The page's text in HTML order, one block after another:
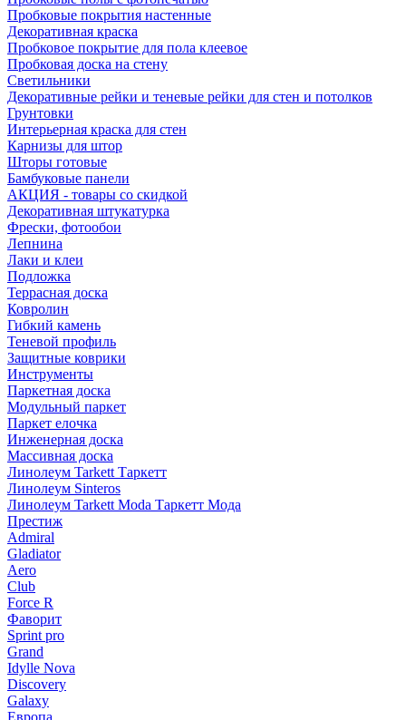
Пробковые покрытия настенные
Декоративная краска
Пробковое покрытие для пола клеевое
Пробковая доска на стену
Светильники
Декоративные рейки и теневые рейки для стен и потолков
Грунтовки
Интерьерная краска для стен
Карнизы для штор
Шторы готовые
Бамбуковые панели
АКЦИЯ - товары со скидкой
Декоративная штукатурка
Фрески, фотообои
Лепнина
Лаки и клеи
Подложка
Террасная доска
Ковролин
Гибкий камень
Теневой профиль
Защитные коврики
Инструменты
Паркетная доска
Модульный паркет
Паркет елочка
Инженерная доска
Массивная доска
Линолеум Tarkett Таркетт
Линолеум Sinteros
Линолеум Tarkett Moda Таркетт Мода
Престиж
Admiral
Gladiator
Aero
Club
Force R
Фаворит
Sprint pro
Grand
Idylle Nova
Discovery
Galaxy
Европа